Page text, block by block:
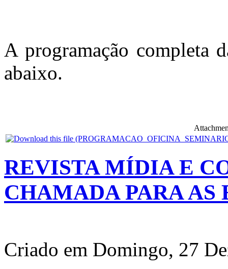
A programação completa
abaixo.
REVISTA MÍDIA E
CHAMADA PARA AS
Criado em Domingo, 27